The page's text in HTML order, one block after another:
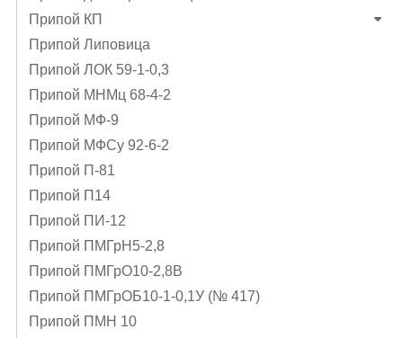
Припой КП
Припой Липовица
Припой ЛОК 59-1-0,3
Припой МНМц 68-4-2
Припой МФ-9
Припой МФСу 92-6-2
Припой П-81
Припой П14
Припой ПИ-12
Припой ПМГрН5-2,8
Припой ПМГрО10-2,8В
Припой ПМГрОБ10-1-0,1У (№ 417)
Припой ПМН 10